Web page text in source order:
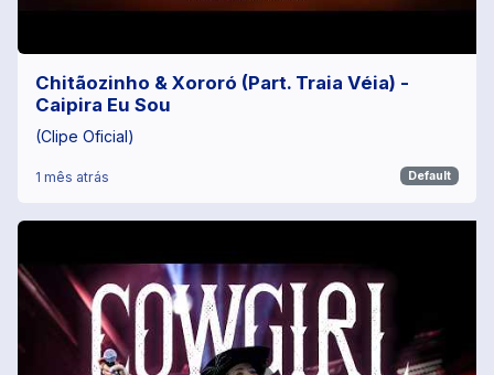
Chitãozinho & Xororó (Part. Traia Véia) -
Caipira Eu Sou
(Clipe Oficial)
1 mês atrás Default